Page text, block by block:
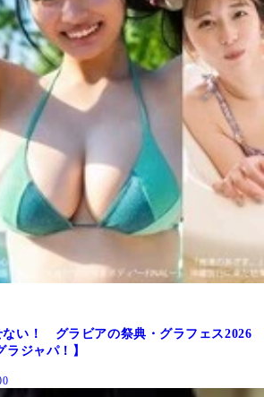
ない！ グラビアの祭典・グラフェス2026
ラジャパ！】